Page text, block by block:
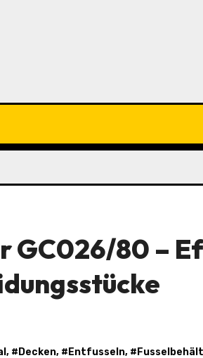
GC026/80 –
, # Decken, # Entfusseln, #